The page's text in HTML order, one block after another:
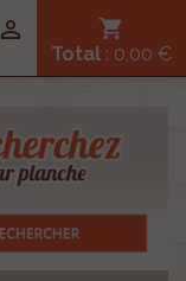
shopping_cart
Total : 0,00 €
